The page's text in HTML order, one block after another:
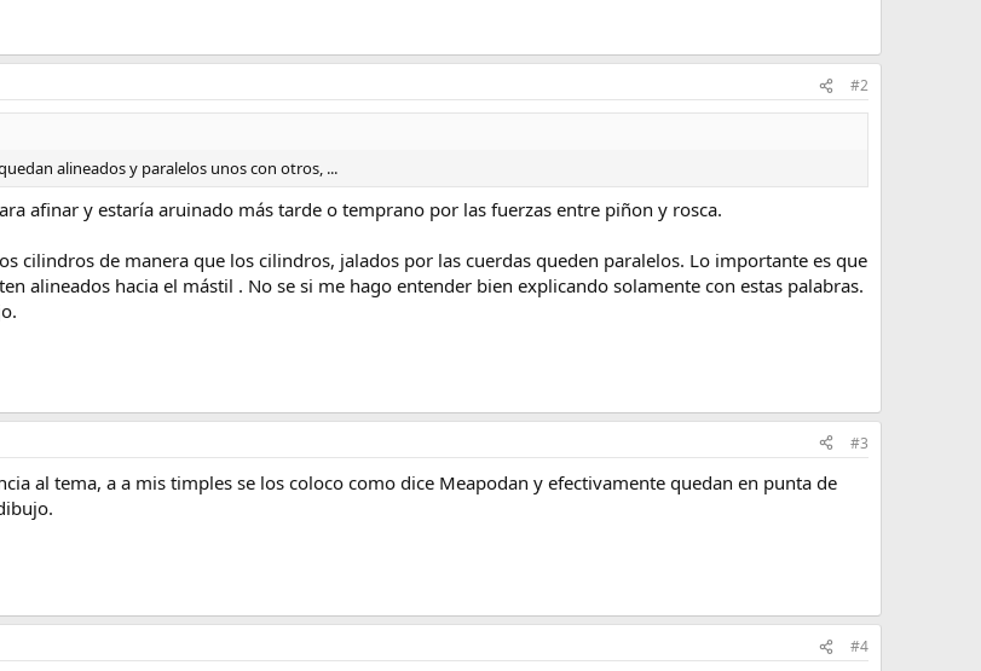
#2
alineados y paralelos unos con otros, ...
afinar y estaría aruinado más tarde o temprano por las fuerzas entre piñon y rosca.
cilindros de manera que los cilindros, jalados por las cuerdas queden paralelos. Lo importante es que
alineados hacia el mástil . No se si me hago entender bien explicando solamente con estas palabras.
#3
al tema, a a mis timples se los coloco como dice Meapodan y efectivamente quedan en punta de
#4